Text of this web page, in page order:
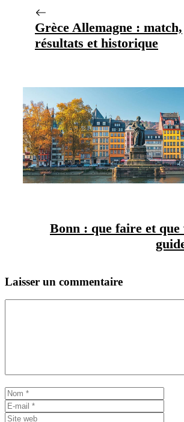
Grèce Allemagne : match,
résultats et historique
Bonn : que faire et que
Laisser un commentaire
Nom
mail
web